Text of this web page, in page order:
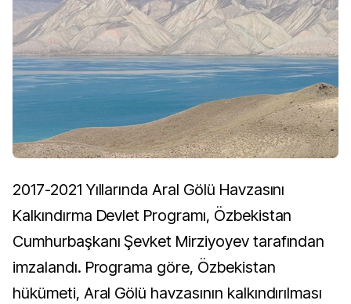
2017-2021 Yıllarında Aral Gölü Havzasını
Kalkındırma Devlet Programı, Özbekistan
Cumhurbaşkanı Şevket Mirziyoyev tarafından
imzalandı. Programa göre, Özbekistan
hükümeti, Aral Gölü havzasının kalkındırılması